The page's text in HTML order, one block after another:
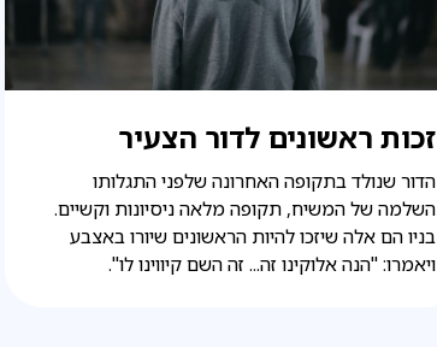
זכות ראשונים לדור הצעיר
הדור שנולד בתקופה האחרונה שלפני התגלותו
השלמה של המשיח, תקופה מלאה ניסיונות וקשיים.
בניו הם אלה שיזכו להיות הראשונים שיורו באצבע
ויאמרו: "הנה אלוקינו זה... זה השם קיווינו לו".